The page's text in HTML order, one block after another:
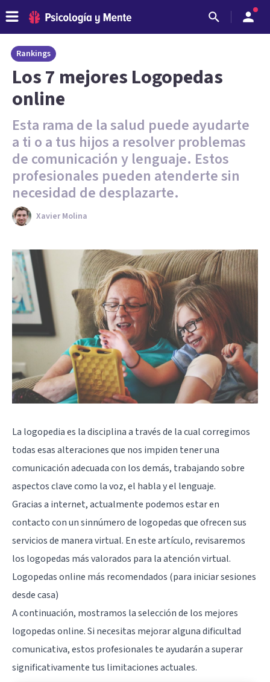
Rankings
Los 7 mejores Logopedas
online
Esta rama de la salud puede ayudarte
a ti o a tus hijos a resolver problemas
de comunicación y lenguaje. Estos
profesionales pueden atenderte sin
necesidad de desplazarte.
Xavier Molina
La logopediaes la disciplina a través de la cual corregimos
todas esas alteraciones que nos impiden tener una
comunicación adecuada con los demás, trabajando sobre
aspectos clave como la voz, el habla y el lenguaje.
Gracias a internet, actualmente podemos estar en
contacto con un sinnúmero de logopedas que ofrecen sus
servicios de manera virtual. En este artículo, revisaremos
los logopedas más valorados para la atención virtual.
Logopedas online más recomendados (para iniciar sesiones
desde casa)
A continuación, mostramos la selección de los mejores
logopedas online. Si necesitas mejorar alguna dificultad
comunicativa, estos profesionales te ayudarán a superar
significativamente tus limitaciones actuales.